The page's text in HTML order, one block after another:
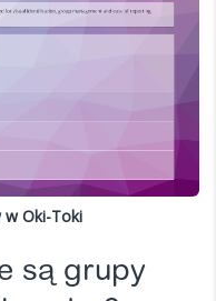
w Oki-Toki
są grupy